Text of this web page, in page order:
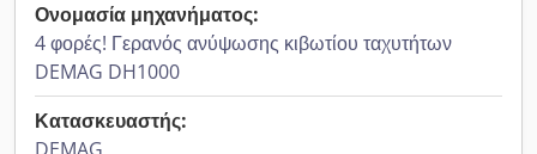
Ονομασία μηχανήματος:
4 φορές! Γερανός ανύψωσης κιβωτίου ταχυτήτων
DEMAG DH1000
Κατασκευαστής: